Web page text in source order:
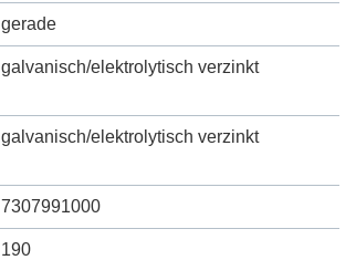
gerade
galvanisch/elektrolytisch verzinkt
galvanisch/elektrolytisch verzinkt
7307991000
190